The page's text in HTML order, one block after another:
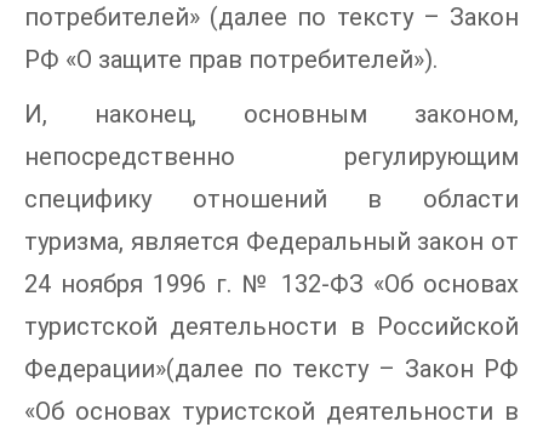
потребителей» (далее по тексту – Закон
РФ «О защите прав потребителей»).
И, наконец, основным законом,
непосредственно регулирующим
специфику отношений в области
туризма, является Федеральный закон от
24 ноября 1996 г. № 132-ФЗ «Об основах
туристской деятельности в Российской
Федерации»(далее по тексту – Закон РФ
«Об основах туристской деятельности в